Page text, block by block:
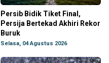
Persib Bidik Tiket Final,
Persija Bertekad Akhiri Rekor
Buruk
Selasa, 04 Agustus 2026